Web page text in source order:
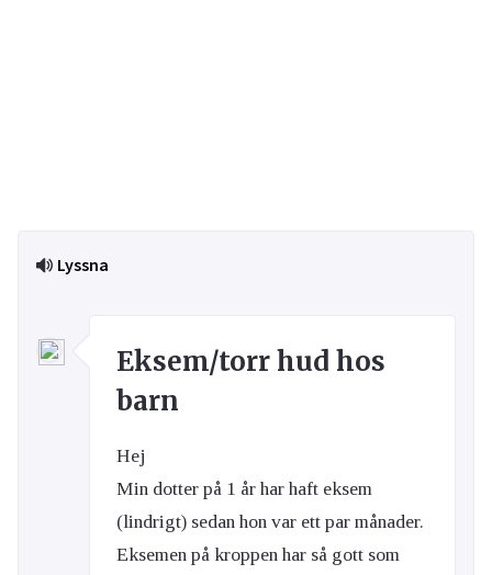
Lyssna
Eksem/torr hud hos
barn
Hej
Min dotter på 1 år har haft eksem
(lindrigt) sedan hon var ett par månader.
Eksemen på kroppen har så gott som